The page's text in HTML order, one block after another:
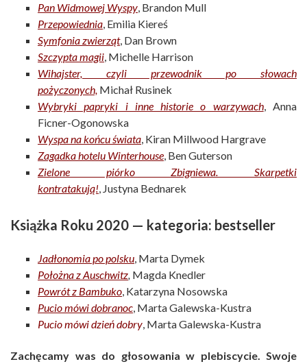
Pan Widmowej Wyspy, Brandon Mull
Przepowiednia, Emilia Kiereś
Symfonia zwierząt, Dan Brown
Szczypta magii, Michelle Harrison
Wihajster, czyli przewodnik po słowach
pożyczonych, Michał Rusinek
Wybryki papryki i inne historie o warzywach, Anna
Ficner-Ogonowska
Wyspa na końcu świata, Kiran Millwood Hargrave
Zagadka hotelu Winterhouse, Ben Guterson
Zielone piórko Zbigniewa. Skarpetki
kontratakują!, Justyna Bednarek
Książka Roku 2020 — kategoria: bestseller
Jadłonomia po polsku, Marta Dymek
Położna z Auschwitz, Magda Knedler
Powrót z Bambuko, Katarzyna Nosowska
Pucio mówi dobranoc, Marta Galewska-Kustra
Pucio mówi dzień dobry, Marta Galewska-Kustra
Zachęcamy was do głosowania w plebiscycie. Swoje